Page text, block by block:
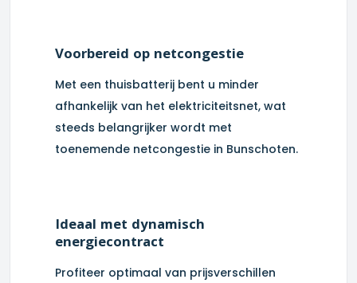
Voorbereid op netcongestie
Met een thuisbatterij bent u minder
afhankelijk van het elektriciteitsnet, wat
steeds belangrijker wordt met
toenemende netcongestie in Bunschoten.
Ideaal met dynamisch
energiecontract
Profiteer optimaal van prijsverschillen